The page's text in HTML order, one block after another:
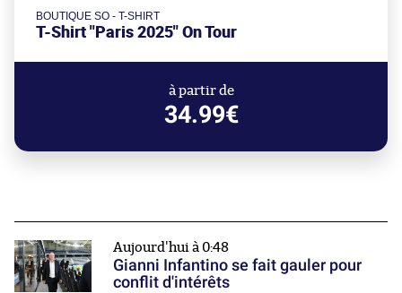
BOUTIQUE SO - T-SHIRT
T-Shirt "Paris 2025" On Tour
à partir de
34.99€
Aujourd'hui à 0:48
Gianni Infantino se fait gauler pour
conflit d'intérêts